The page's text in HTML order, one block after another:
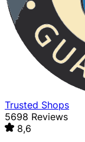
Trusted Shops
5698 Reviews
8,6